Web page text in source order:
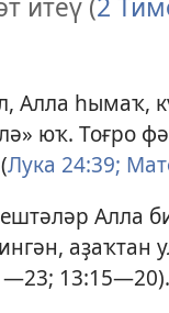
һымаҡ,
юҡ. Тоғро
Лука 24:39;
Алла
аҙаҡтан
13:15—20).